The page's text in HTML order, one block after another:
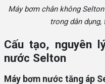
Máy bơm chân không
trong dân
Cấu tạo, nguyên
nước Selton
Máy bơm nước tăng áp